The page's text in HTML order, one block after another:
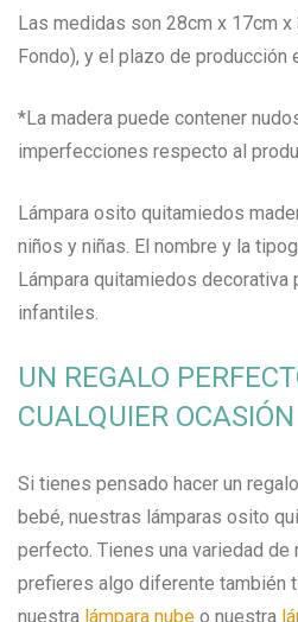
Las medidas son 28cm x 17cm x
Fondo), y el plazo de producción
*La madera puede contener
imperfecciones respecto al
Lámpara osito quitamiedos
niños y niñas. El nombre y la
Lámpara quitamiedos decorativa
infantiles.
UN REGALO
CUALQUIER OCASIÓN
Si tienes pensado hacer un
bebé, nuestras lámparas osito
perfecto. Tienes una variedad de
prefieres algo diferente también
nuestra lámpara nube o nuestra